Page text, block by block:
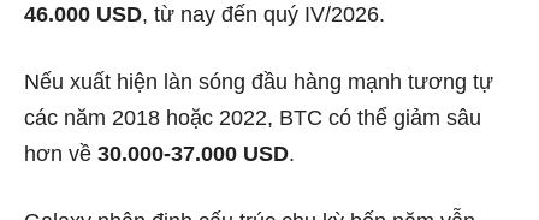
46.000 USD, từ nay đến quý IV/2026.
Nếu xuất hiện làn sóng đầu hàng mạnh tương tự
các năm 2018 hoặc 2022, BTC có thể giảm sâu
hơn về 30.000-37.000 USD.